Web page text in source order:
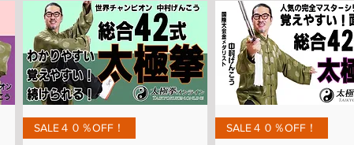
Quick View
SALE４０％OFF！
Quick View
SALE４０％OFF！